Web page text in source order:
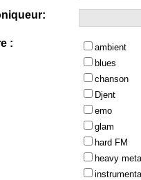
:
ambient
blues
chanson
Djent
emo
glam
hard FM
heavy